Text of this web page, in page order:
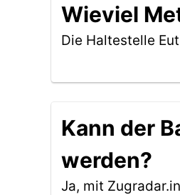
Wieviel
Die Haltestelle
Kann der
werden?
Ja, mit